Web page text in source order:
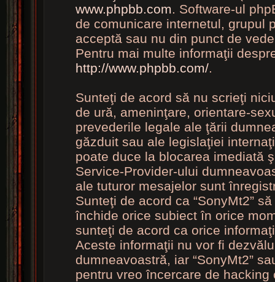
www.phpbb.com. Software-ul
de comunicare internetul, grupul
acceptă sau nu din punct de
Pentru mai multe informaţii
http://www.phpbb.com/.
Sunteţi de acord să nu scrieţi
de ură, ameninţare, orientare-
prevederile legale ale ţării
găzduit sau ale legislaţiei
poate duce la blocarea imediată
Service-Provider-ului
ale tuturor mesajelor sunt
Sunteţi de acord ca “SonyMt2”
închide orice subiect în orice
sunteţi de acord ca orice
Aceste informaţii nu vor fi
dumneavoastră, iar “SonyMt2”
pentru vreo încercare de